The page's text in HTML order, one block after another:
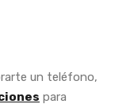
un teléfono,
para